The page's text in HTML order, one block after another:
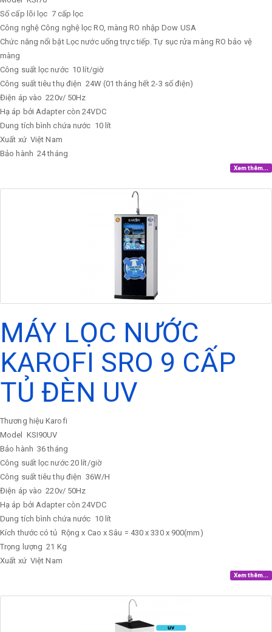
Số cấp lõi lọc 7 cấp lọc
Công nghệ Công nghệ lọc RO, màng RO nhập Dow USA
Chức năng nổi bật Lọc nước uống trực tiếp. Tự sục rửa màng RO bảo vệ
màng
Công suất lọc nước 10 lít/giờ
Công suất tiêu thụ điện 24W (01 tháng hết 2-3 số điện)
Điện áp vào 220v/ 50Hz
Hạ áp bởi Adapter còn 24VDC
Dung tích bình chứa nước 10 lít
Xuất xứ Việt Nam
Bảo hành 24 tháng
Xem thêm...
MÁY LỌC NƯỚC
KAROFI SRO 9 CẤP
TỦ ĐÈN UV
Thương hiệu Karofi
Model
KSI90UV
Bảo hành 36 tháng
Công suất lọc nước 20 lít/giờ
Công suất tiêu thụ điện 36W/H
Điện áp vào 220v/ 50Hz
Hạ áp bởi Adapter còn 24VDC
Dung tích bình chứa nước 10 lít
Kích thước có tủ Rộng x Cao x Sâu = 430 x 330 x 900(mm)
Trọng lượng 21 Kg
Xuất xứ Việt Nam
Xem thêm...